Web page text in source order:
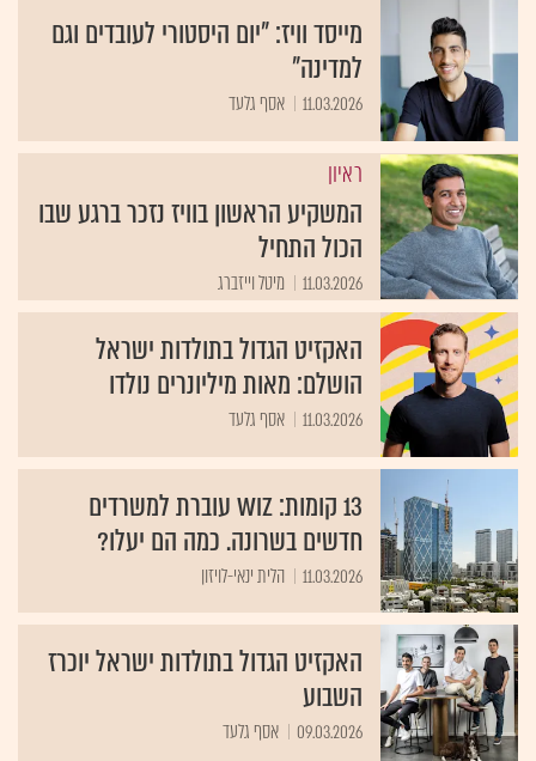
מייסד וויז: "יום היסטורי לעובדים וגם
למדינה"
11.03.2026 אסף גלעד
ראיון
המשקיע הראשון בוויז נזכר ברגע שבו
הכול התחיל
11.03.2026 מיטל וייזברג
האקזיט הגדול בתולדות ישראל
הושלם: מאות מיליונרים נולדו
11.03.2026 אסף גלעד
13 קומות: Wiz עוברת למשרדים
חדשים בשרונה. כמה הם יעלו?
11.03.2026 הלית ינאי-לויזון
האקזיט הגדול בתולדות ישראל יוכרז
השבוע
09.03.2026 אסף גלעד